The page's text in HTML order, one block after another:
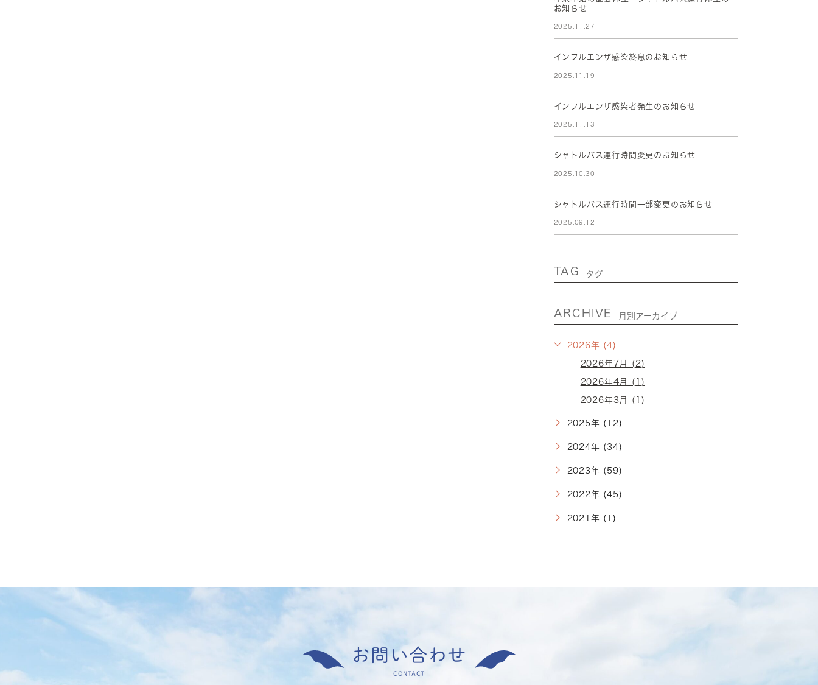
お知らせ
2025.11.27
インフルエンザ感染終息のお知らせ
2025.11.19
インフルエンザ感染者発生のお知らせ
2025.11.13
シャトルバス運行時間変更のお知らせ
2025.10.30
シャトルバス運行時間一部変更のお知らせ
2025.09.12
TAG タグ
ARCHIVE 月別アーカイブ
2026年 (4)
2026年7月 (2)
2026年4月 (1)
2026年3月 (1)
2025年 (12)
2024年 (34)
2023年 (59)
2022年 (45)
2021年 (1)
お問い合わせ
CONTACT